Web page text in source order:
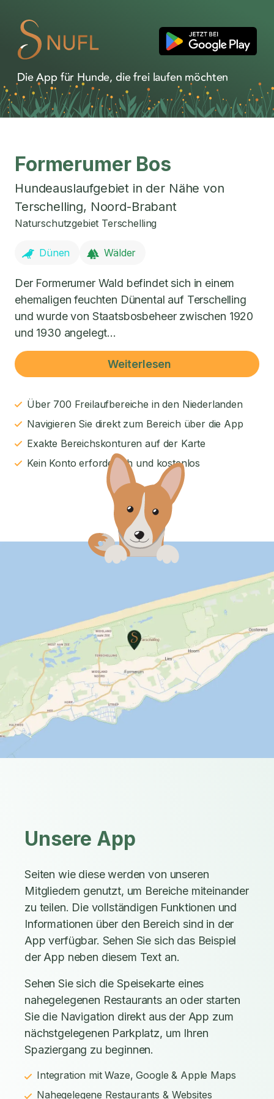
Die App für Hunde, die frei laufen möchten
Formerumer Bos
Hundeauslaufgebiet in der Nähe von
Terschelling, Noord-Brabant
Naturschutzgebiet Terschelling
Dünen Wälder
Der Formerumer Wald befindet sich in einem
ehemaligen feuchten Dünental auf Terschelling
und wurde von Staatsbosbeheer zwischen 1920
und 1930 angelegt...
Weiterlesen
Über 700 Freilaufbereiche in den Niederlanden
Navigieren Sie direkt zum Bereich über die App
Exakte Bereichskonturen auf der Karte
Kein Konto erforderlich und kostenlos
Unsere App
Seiten wie diese werden von unseren
Mitgliedern genutzt, um Bereiche miteinander
zu teilen. Die vollständigen Funktionen und
Informationen über den Bereich sind in der
App verfügbar. Sehen Sie sich das Beispiel
der App neben diesem Text an.
Sehen Sie sich die Speisekarte eines
nahegelegenen Restaurants an oder starten
Sie die Navigation direkt aus der App zum
nächstgelegenen Parkplatz, um Ihren
Spaziergang zu beginnen.
Integration mit Waze, Google & Apple Maps
Nahegelegene Restaurants & Websites